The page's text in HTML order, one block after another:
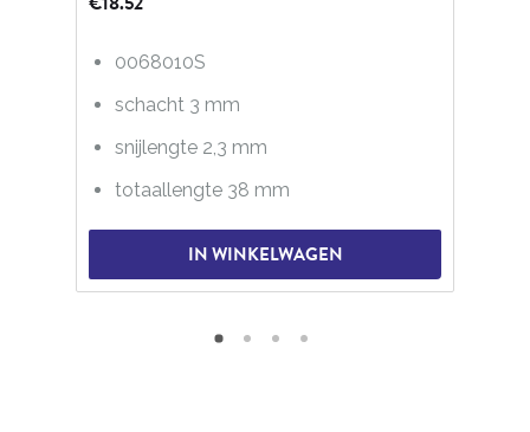
0068010S
schacht 3 mm
snijlengte 2,3 mm
totaallengte 38 mm
IN WINKELWAGEN